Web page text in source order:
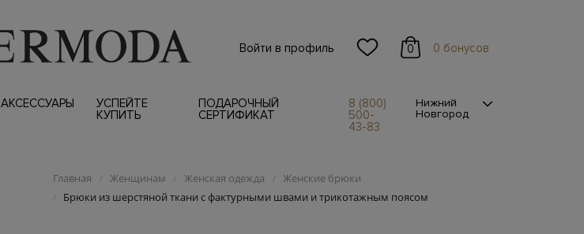
Войти в профиль 0 0 бонусов
АКСЕССУАРЫ
УСПЕЙТЕ
КУПИТЬ
ПОДАРОЧНЫЙ
СЕРТИФИКАТ
8 (800)
500-
43-83
Нижний
Новгород
Главная / Женщинам / Женская одежда / Женские брюки
/ Брюки из шерстяной ткани с фактурными швами и трикотажным поясом